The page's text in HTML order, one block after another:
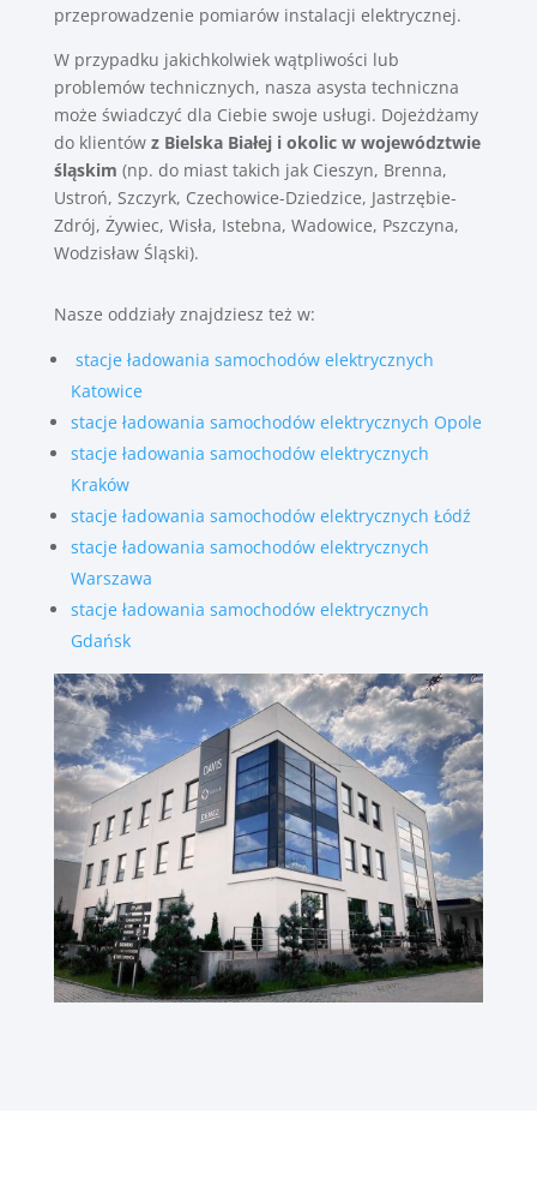
przeprowadzenie pomiarów instalacji elektrycznej.
W przypadku jakichkolwiek wątpliwości lub
problemów technicznych, nasza asysta techniczna
może świadczyć dla Ciebie swoje usługi. Dojeżdżamy
do klientów z Bielska Białej i okolic w województwie
śląskim (np. do miast takich jak Cieszyn, Brenna,
Ustroń, Szczyrk, Czechowice-Dziedzice, Jastrzębie-
Zdrój, Żywiec, Wisła, Istebna, Wadowice, Pszczyna,
Wodzisław Śląski).
Nasze oddziały znajdziesz też w:
stacje ładowania samochodów elektrycznych
Katowice
stacje ładowania samochodów elektrycznych Opole
stacje ładowania samochodów elektrycznych
Kraków
stacje ładowania samochodów elektrycznych Łódź
stacje ładowania samochodów elektrycznych
Warszawa
stacje ładowania samochodów elektrycznych
Gdańsk